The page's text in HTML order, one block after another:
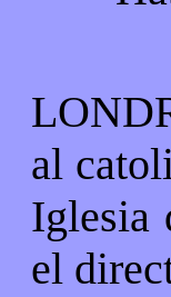
al
Iglesia
el